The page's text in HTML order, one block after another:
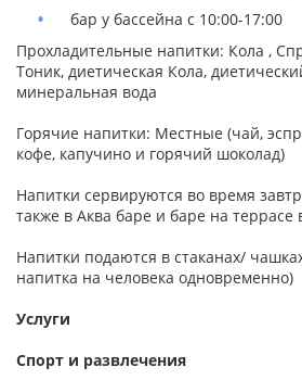
бар у бассейна с 10:00-17:00
Прохладительные напитки: Кола ,
Тоник, диетическая Кола,
минеральная вода
Горячие напитки: Местныe (чай,
кофе, капучино и горячий шоколад)
Напитки сервируются вo время
также в Аква баре и баре на террасе
Напитки подаются в стаканах/
напитка на человека одновременно)
Услуги
Спорт и развлечения